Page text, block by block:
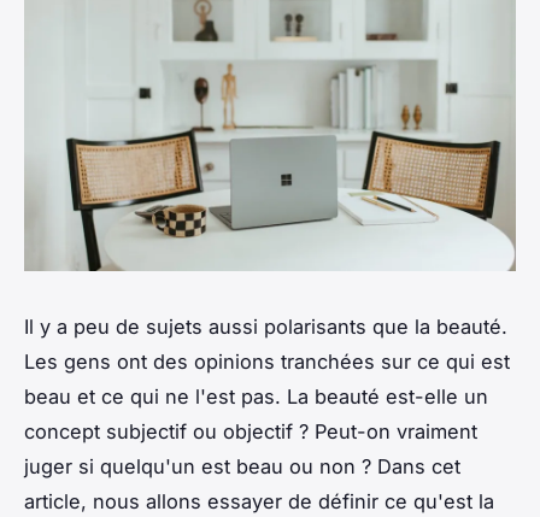
Il y a peu de sujets aussi polarisants que la beauté.
Les gens ont des opinions tranchées sur ce qui est
beau et ce qui ne l'est pas. La beauté est-elle un
concept subjectif ou objectif ? Peut-on vraiment
juger si quelqu'un est beau ou non ? Dans cet
article, nous allons essayer de définir ce qu'est la